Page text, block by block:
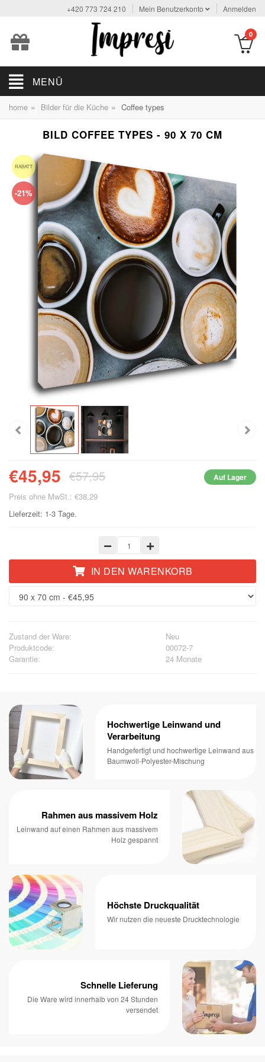
+420 773 724 210 Mein Benutzerkonto Anmelden
0
MENÜ
home » Bilder für die Küche » Coffee types
BILD COFFEE TYPES - 90 X 70 CM
RABATT
-21%
€45,95 €57,95 Auf Lager
Preis ohne MwSt.: €38,29
Lieferzeit: 1-3 Tage.
IN DEN WARENKORB
Zustand der Ware:
Neu
Produktcode:
00072-7
Garantie:
24 Monate
Hochwertige Leinwand und
Verarbeitung
Handgefertigt und hochwertige Leinwand aus
Baumwoll-Polyester-Mischung
Rahmen aus massivem Holz
Leinwand auf einen Rahmen aus massivem
Holz gespannt
Höchste Druckqualität
Wir nutzen die neueste Drucktechnologie
Schnelle Lieferung
Die Ware wird innerhalb von 24 Stunden
versendet